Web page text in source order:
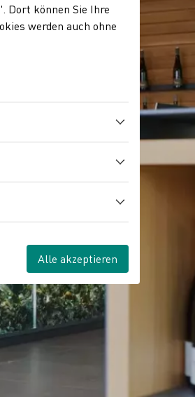
Dort können Sie Ihre
werden auch ohne
Alle akzeptieren